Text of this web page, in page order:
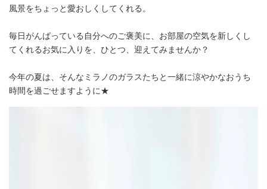
風景をちょっと愛おしくしてくれる。
毎日がんばっている自分へのご褒美に、お部屋の空気を新しくし
てくれるお気に入りを、ひとつ、迎えてみませんか？
今年の夏は、そんなミラノのガラスたちと一緒に涼やかなおうち
時間を過ごせますように★